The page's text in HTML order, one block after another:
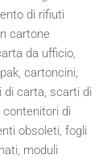
di rifiuti
cartone
da ufficio,
cartoncini,
di carta, scarti di
contenitori di
obsoleti, fogli
moduli